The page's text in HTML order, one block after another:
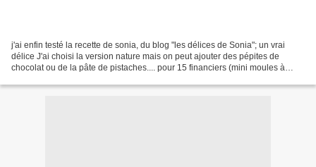
j'ai enfin testé la recette de sonia, du blog "les délices de Sonia"; un vrai
délice J'ai choisi la version nature mais on peut ajouter des pépites de
chocolat ou de la pâte de pistaches.... pour 15 financiers (mini moules à